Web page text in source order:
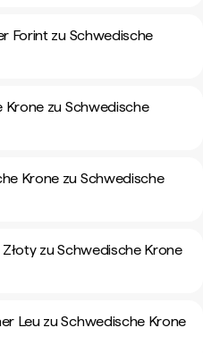
Forint zu Schwedische
Krone zu Schwedische
Krone zu Schwedische
zu Schwedische Krone
Leu zu Schwedische Krone